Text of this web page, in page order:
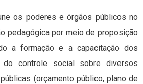
os poderes e órgãos públicos no
pedagógica por meio de proposição
a formação e a capacitação dos
controle social sobre diversos
(orçamento público, plano de